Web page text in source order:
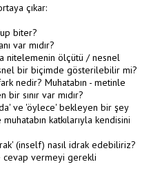
çıkar:
biter?
var mıdır?
nitelemenin ölçütü / nesnel
bir biçimde gösterilebilir mi?
nedir? Muhatabın - metinle
sınır var mıdır?
ve 'öylece' bekleyen bir şey
katkılarıyla kendisini
(inself) nasıl idrak edebiliriz?
cevap vermeyi gerekli